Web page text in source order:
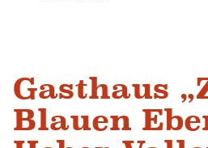
Gasthaus
Blauen